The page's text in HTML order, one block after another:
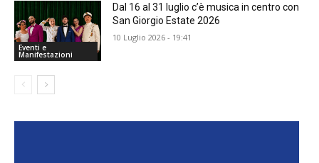
Eventi e
Manifestazioni
Dal 16 al 31 luglio c’è musica in centro con
San Giorgio Estate 2026
10 Luglio 2026 - 19:41